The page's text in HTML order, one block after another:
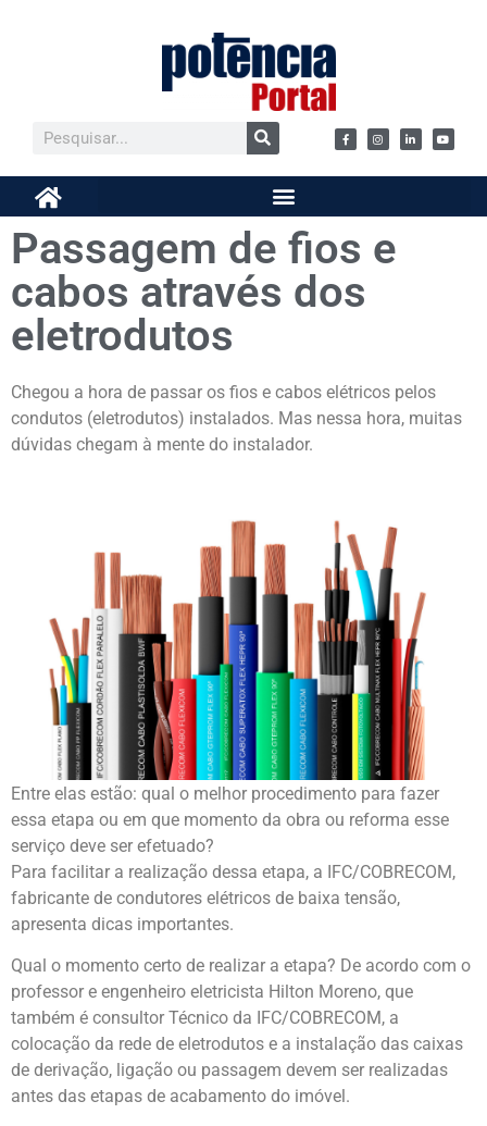
Passagem de fios e
cabos através dos
eletrodutos
Chegou a hora de passar os fios e cabos elétricos pelos
condutos (eletrodutos) instalados. Mas nessa hora, muitas
dúvidas chegam à mente do instalador.
Entre elas estão: qual o melhor procedimento para fazer
essa etapa ou em que momento da obra ou reforma esse
serviço deve ser efetuado?
Para facilitar a realização dessa etapa, a IFC/COBRECOM,
fabricante de condutores elétricos de baixa tensão,
apresenta dicas importantes.
Qual o momento certo de realizar a etapa? De acordo com o
professor e engenheiro eletricista Hilton Moreno, que
também é consultor Técnico da IFC/COBRECOM, a
colocação da rede de eletrodutos e a instalação das caixas
de derivação, ligação ou passagem devem ser realizadas
antes das etapas de acabamento do imóvel.